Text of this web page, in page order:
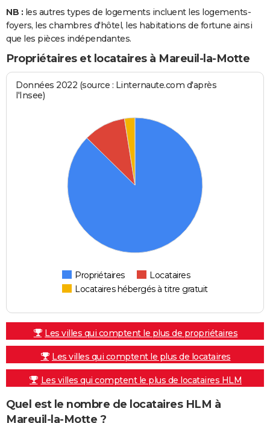
NB : les autres types de logements incluent les logements-
foyers, les chambres d'hôtel, les habitations de fortune ainsi
que les pièces indépendantes.
Propriétaires et locataires à Mareuil-la-Motte
Données 2022 (source : Linternaute.com d'après
l'Insee)
Propriétaires
Locataires
Locataires hébergés à titre gratuit
Les villes qui comptent le plus de propriétaires
Les villes qui comptent le plus de locataires
Les villes qui comptent le plus de locataires HLM
Quel est le nombre de locataires HLM à
Mareuil-la-Motte ?